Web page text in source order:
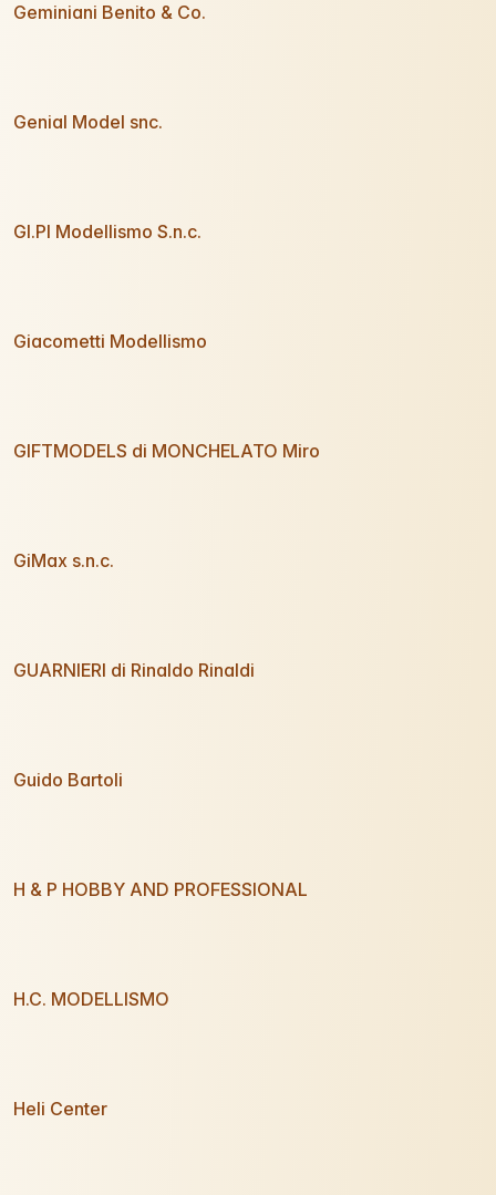
Geminiani Benito & Co.
Genial Model snc.
GI.PI Modellismo S.n.c.
Giacometti Modellismo
GIFTMODELS di MONCHELATO Miro
GiMax s.n.c.
GUARNIERI di Rinaldo Rinaldi
Guido Bartoli
H & P HOBBY AND PROFESSIONAL
H.C. MODELLISMO
Heli Center